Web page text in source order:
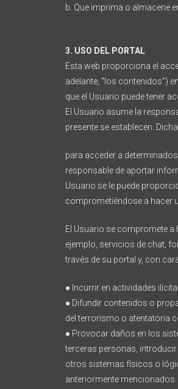
b. Que imprima o almacene
3. USO DEL PORTAL
Esta web proporciona el
adelante, “los contenidos”)
que el Usuario puede tener
El Usuario asume la
presente se establecen.
para acceder a
responsable de aportar
Usuario se le puede
comprometiéndose a hacer
El Usuario se compromete
ejemplo, servicios de chat,
través de su portal y, con
● Incurrir en actividades
● Difundir contenidos o
del terrorismo o atentatoria
● Provocar daños en los
terceras personas,
otros sistemas físicos o
anteriormente mencionados.